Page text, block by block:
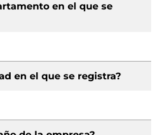
en el que se
en el que se registra?